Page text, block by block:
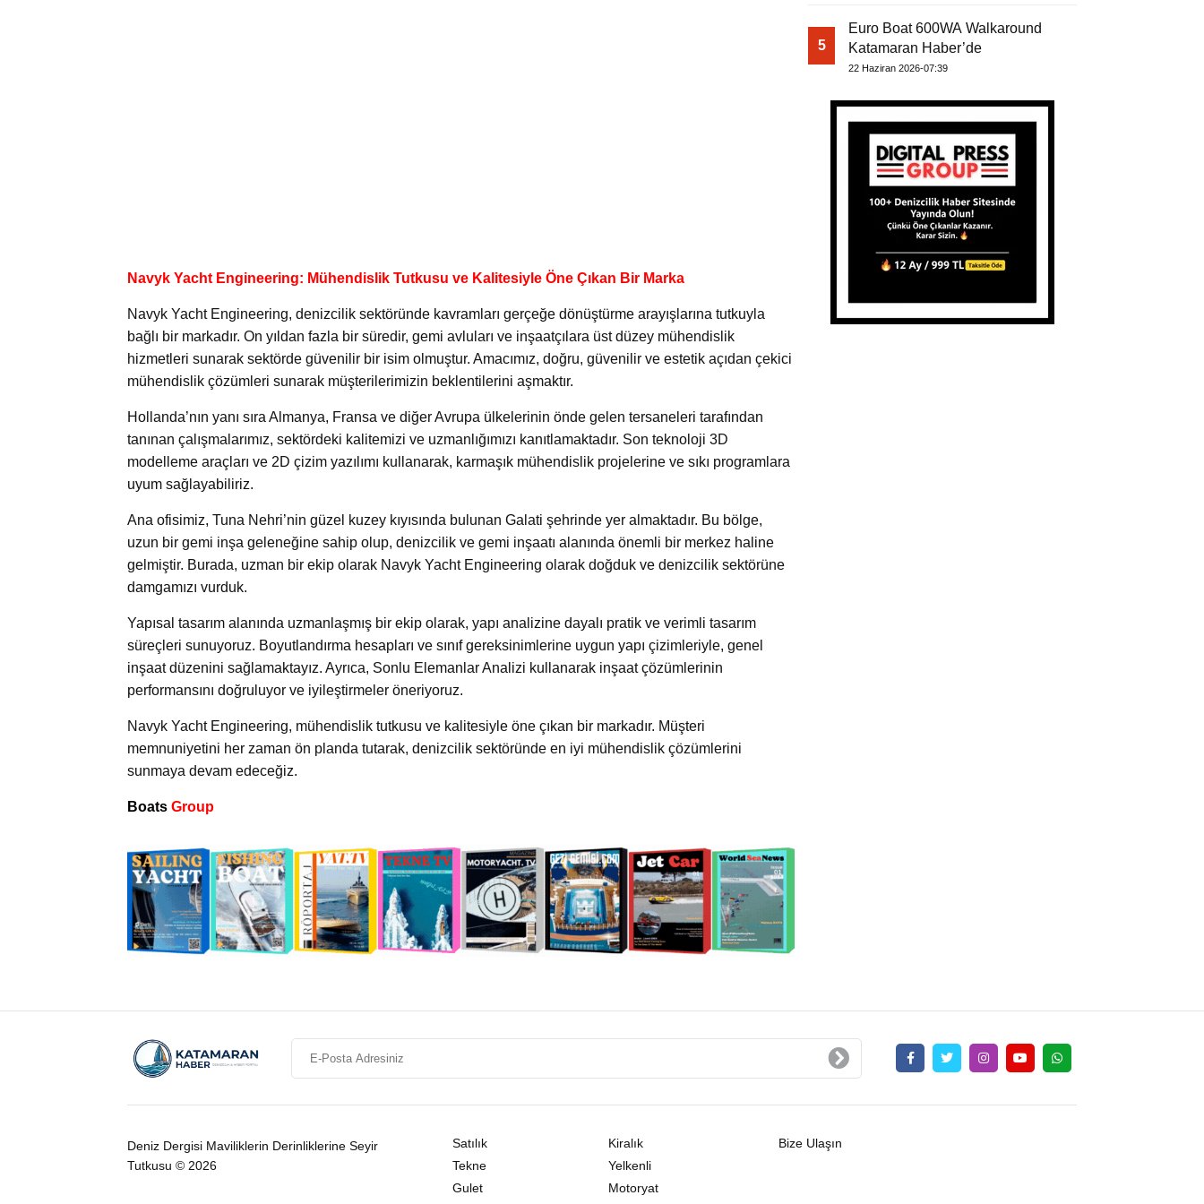
Navyk Yacht Engineering: Mühendislik Tutkusu ve Kalitesiyle Öne Çıkan Bir Marka
Navyk Yacht Engineering, denizcilik sektöründe kavramları gerçeğe dönüştürme arayışlarına tutkuyla
bağlı bir markadır. On yıldan fazla bir süredir, gemi avluları ve inşaatçılara üst düzey mühendislik
hizmetleri sunarak sektörde güvenilir bir isim olmuştur. Amacımız, doğru, güvenilir ve estetik açıdan çekici
mühendislik çözümleri sunarak müşterilerimizin beklentilerini aşmaktır.
Hollanda’nın yanı sıra Almanya, Fransa ve diğer Avrupa ülkelerinin önde gelen tersaneleri tarafından
tanınan çalışmalarımız, sektördeki kalitemizi ve uzmanlığımızı kanıtlamaktadır. Son teknoloji 3D
modelleme araçları ve 2D çizim yazılımı kullanarak, karmaşık mühendislik projelerine ve sıkı programlara
uyum sağlayabiliriz.
Ana ofisimiz, Tuna Nehri’nin güzel kuzey kıyısında bulunan Galati şehrinde yer almaktadır. Bu bölge,
uzun bir gemi inşa geleneğine sahip olup, denizcilik ve gemi inşaatı alanında önemli bir merkez haline
gelmiştir. Burada, uzman bir ekip olarak Navyk Yacht Engineering olarak doğduk ve denizcilik sektörüne
damgamızı vurduk.
Yapısal tasarım alanında uzmanlaşmış bir ekip olarak, yapı analizine dayalı pratik ve verimli tasarım
süreçleri sunuyoruz. Boyutlandırma hesapları ve sınıf gereksinimlerine uygun yapı çizimleriyle, genel
inşaat düzenini sağlamaktayız. Ayrıca, Sonlu Elemanlar Analizi kullanarak inşaat çözümlerinin
performansını doğruluyor ve iyileştirmeler öneriyoruz.
Navyk Yacht Engineering, mühendislik tutkusu ve kalitesiyle öne çıkan bir markadır. Müşteri
memnuniyetini her zaman ön planda tutarak, denizcilik sektöründe en iyi mühendislik çözümlerini
sunmaya devam edeceğiz.
Boats Group
5
Euro Boat 600WA Walkaround
Katamaran Haber’de
22 Haziran 2026-07:39
Deniz Dergisi Maviliklerin Derinliklerine Seyir
Tutkusu © 2026
Satılık
Kiralık
Tekne
Yelkenli
Gulet
Motoryat
Bize Ulaşın